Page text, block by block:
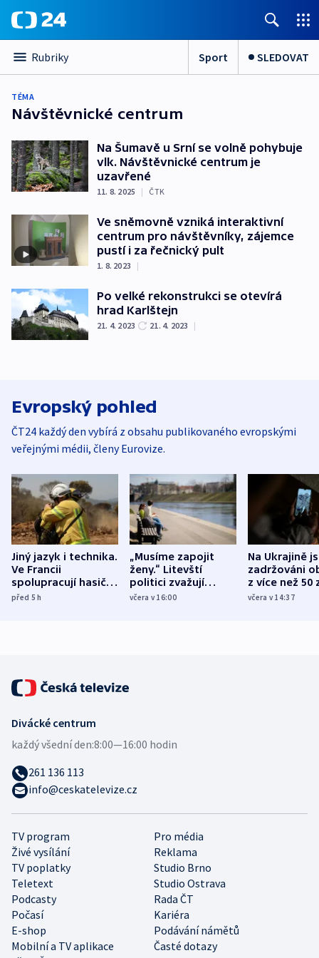
Rubriky Sport SLEDOVAT
TÉMA
Návštěvnické centrum
Na Šumavě u Srní se volně pohybuje
vlk. Návštěvnické centrum je
uzavřené
11. 8. 2025 | ČTK
Ve sněmovně vzniká interaktivní
centrum pro návštěvníky, zájemce
pustí i za řečnický pult
1. 8. 2023 |
Po velké rekonstrukci se otevírá
hrad Karlštejn
21. 4. 2023 21. 4. 2023 |
Evropský pohled
ČT24 každý den vybírá z obsahu publikovaného evropskými
veřejnými médii, členy Eurovize.
Jiný jazyk i technika.
Ve Francii
spolupracují hasiči z
různých zemí
před 5h
„Musíme zapojit
ženy.“ Litevští
politici zvažují
dohodu o
včera v 16:00
Na Ukrajině
zadržováni
z více než 50
Bojovali na
včera v 14:37
TV program
Pro média
Živé vysílání
Reklama
TV poplatky
Studio Brno
Teletext
Studio Ostrava
Podcasty
Rada ČT
Počasí
Kariéra
E-shop
Podávání námětů
Mobilní a TV aplikace
Časté dotazy
Divácké centrum
každý všední den:8:00—16:00 hodin
261 136 113
info@ceskatelevize.cz